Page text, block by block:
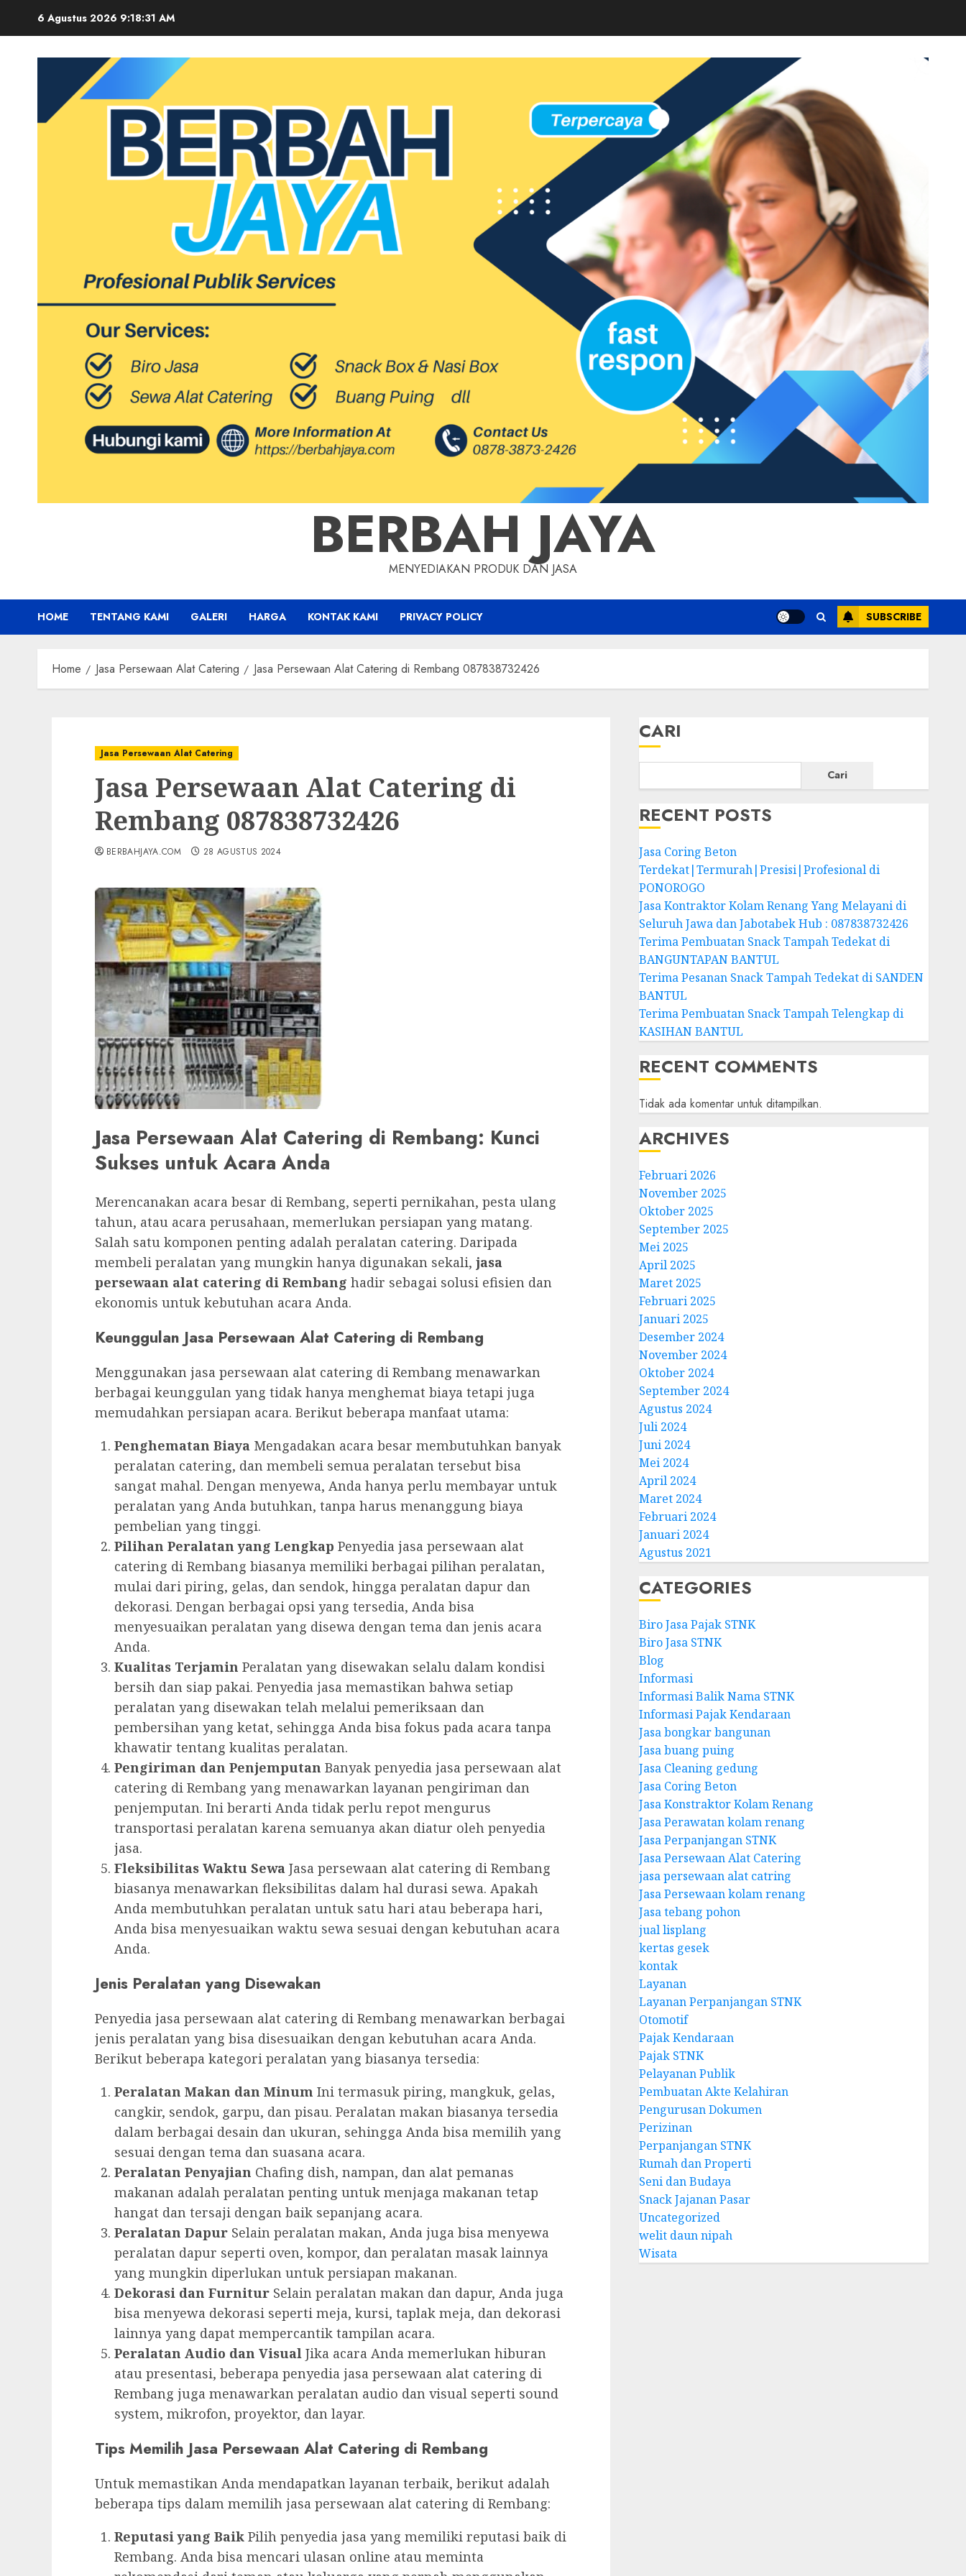
6 Agustus 2026 9:18:32 AM
BERBAH JAYA
MENYEDIAKAN PRODUK DAN JASA
HOME TENTANG KAMI GALERI HARGA KONTAK KAMI PRIVACY POLICY SUBSCRIBE
Home Jasa Persewaan Alat Catering Jasa Persewaan Alat Catering di Rembang 087838732426
Jasa Persewaan Alat Catering
Jasa Persewaan Alat Catering di
Rembang 087838732426
BERBAHJAYA.COM 28 AGUSTUS 2024
Jasa Persewaan Alat Catering di Rembang: Kunci
Sukses untuk Acara Anda
Merencanakan acara besar di Rembang, seperti pernikahan, pesta ulang
tahun, atau acara perusahaan, memerlukan persiapan yang matang.
Salah satu komponen penting adalah peralatan catering. Daripada
membeli peralatan yang mungkin hanya digunakan sekali, jasa
persewaan alat catering di Rembang hadir sebagai solusi efisien dan
ekonomis untuk kebutuhan acara Anda.
Keunggulan Jasa Persewaan Alat Catering di Rembang
Menggunakan jasa persewaan alat catering di Rembang menawarkan
berbagai keunggulan yang tidak hanya menghemat biaya tetapi juga
memudahkan persiapan acara. Berikut beberapa manfaat utama:
Penghematan Biaya Mengadakan acara besar membutuhkan banyak
peralatan catering, dan membeli semua peralatan tersebut bisa
sangat mahal. Dengan menyewa, Anda hanya perlu membayar untuk
peralatan yang Anda butuhkan, tanpa harus menanggung biaya
pembelian yang tinggi.
Pilihan Peralatan yang Lengkap Penyedia jasa persewaan alat
catering di Rembang biasanya memiliki berbagai pilihan peralatan,
mulai dari piring, gelas, dan sendok, hingga peralatan dapur dan
dekorasi. Dengan berbagai opsi yang tersedia, Anda bisa
menyesuaikan peralatan yang disewa dengan tema dan jenis acara
Anda.
Kualitas Terjamin Peralatan yang disewakan selalu dalam kondisi
bersih dan siap pakai. Penyedia jasa memastikan bahwa setiap
peralatan yang disewakan telah melalui pemeriksaan dan
pembersihan yang ketat, sehingga Anda bisa fokus pada acara tanpa
khawatir tentang kualitas peralatan.
Pengiriman dan Penjemputan Banyak penyedia jasa persewaan alat
catering di Rembang yang menawarkan layanan pengiriman dan
penjemputan. Ini berarti Anda tidak perlu repot mengurus
transportasi peralatan karena semuanya akan diatur oleh penyedia
jasa.
Fleksibilitas Waktu Sewa Jasa persewaan alat catering di Rembang
biasanya menawarkan fleksibilitas dalam hal durasi sewa. Apakah
Anda membutuhkan peralatan untuk satu hari atau beberapa hari,
Anda bisa menyesuaikan waktu sewa sesuai dengan kebutuhan acara
Anda.
Jenis Peralatan yang Disewakan
Penyedia jasa persewaan alat catering di Rembang menawarkan berbagai
jenis peralatan yang bisa disesuaikan dengan kebutuhan acara Anda.
Berikut beberapa kategori peralatan yang biasanya tersedia:
Peralatan Makan dan Minum Ini termasuk piring, mangkuk, gelas,
cangkir, sendok, garpu, dan pisau. Peralatan makan biasanya tersedia
dalam berbagai desain dan ukuran, sehingga Anda bisa memilih yang
sesuai dengan tema dan suasana acara.
Peralatan Penyajian Chafing dish, nampan, dan alat pemanas
makanan adalah peralatan penting untuk menjaga makanan tetap
hangat dan tersaji dengan baik sepanjang acara.
Peralatan Dapur Selain peralatan makan, Anda juga bisa menyewa
peralatan dapur seperti oven, kompor, dan peralatan masak lainnya
yang mungkin diperlukan untuk persiapan makanan.
Dekorasi dan Furnitur Selain peralatan makan dan dapur, Anda juga
bisa menyewa dekorasi seperti meja, kursi, taplak meja, dan dekorasi
lainnya yang dapat mempercantik tampilan acara.
Peralatan Audio dan Visual Jika acara Anda memerlukan hiburan
atau presentasi, beberapa penyedia jasa persewaan alat catering di
Rembang juga menawarkan peralatan audio dan visual seperti sound
system, mikrofon, proyektor, dan layar.
Tips Memilih Jasa Persewaan Alat Catering di Rembang
Untuk memastikan Anda mendapatkan layanan terbaik, berikut adalah
beberapa tips dalam memilih jasa persewaan alat catering di Rembang:
Reputasi yang Baik Pilih penyedia jasa yang memiliki reputasi baik di
Rembang. Anda bisa mencari ulasan online atau meminta
CARI
Cari
RECENT POSTS
Jasa Coring Beton
Terdekat|Termurah|Presisi|Profesional di
PONOROGO
Jasa Kontraktor Kolam Renang Yang Melayani di
Seluruh Jawa dan Jabotabek Hub : 087838732426
Terima Pembuatan Snack Tampah Tedekat di
BANGUNTAPAN BANTUL
Terima Pesanan Snack Tampah Tedekat di SANDEN
BANTUL
Terima Pembuatan Snack Tampah Telengkap di
KASIHAN BANTUL
RECENT COMMENTS
Tidak ada komentar untuk ditampilkan.
ARCHIVES
Februari 2026
November 2025
Oktober 2025
September 2025
Mei 2025
April 2025
Maret 2025
Februari 2025
Januari 2025
Desember 2024
November 2024
Oktober 2024
September 2024
Agustus 2024
Juli 2024
Juni 2024
Mei 2024
April 2024
Maret 2024
Februari 2024
Januari 2024
Agustus 2021
CATEGORIES
Biro Jasa Pajak STNK
Biro Jasa STNK
Blog
Informasi
Informasi Balik Nama STNK
Informasi Pajak Kendaraan
Jasa bongkar bangunan
Jasa buang puing
Jasa Cleaning gedung
Jasa Coring Beton
Jasa Konstraktor Kolam Renang
Jasa Perawatan kolam renang
Jasa Perpanjangan STNK
Jasa Persewaan Alat Catering
jasa persewaan alat catring
Jasa Persewaan kolam renang
Jasa tebang pohon
jual lisplang
kertas gesek
kontak
Layanan
Layanan Perpanjangan STNK
Otomotif
Pajak Kendaraan
Pajak STNK
Pelayanan Publik
Pembuatan Akte Kelahiran
Pengurusan Dokumen
Perizinan
Perpanjangan STNK
Rumah dan Properti
Seni dan Budaya
Snack Jajanan Pasar
Uncategorized
welit daun nipah
Wisata